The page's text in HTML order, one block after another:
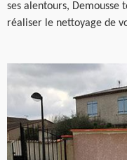
ses alentours, Demousse
réaliser le nettoyage de